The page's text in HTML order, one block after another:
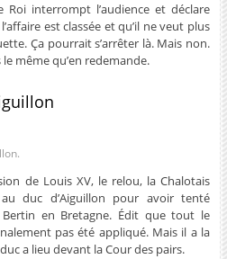
interrompt l’audience et déclare
est classée et qu’il ne veut plus
Ça pourrait s’arrêter là. Mais non.
même qu’en redemande.
de Louis XV, le relou, la Chalotais
duc d’Aiguillon pour avoir tenté
Bertin en Bretagne. Édit que tout le
pas été appliqué. Mais il a la
a lieu devant la Cour des pairs.